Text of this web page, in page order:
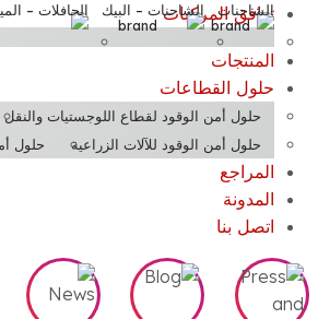
توافق المركبات
الشاحنات الشاحنات – البيك الحافلات –
المنتجات
حلول القطاعات
حلول أمن الوقود لقطاع اللوجستيات والنقل
حلول أمن الوقود للآلات الزراعية
حلول
المراجع
المدونة
اتصل بنا